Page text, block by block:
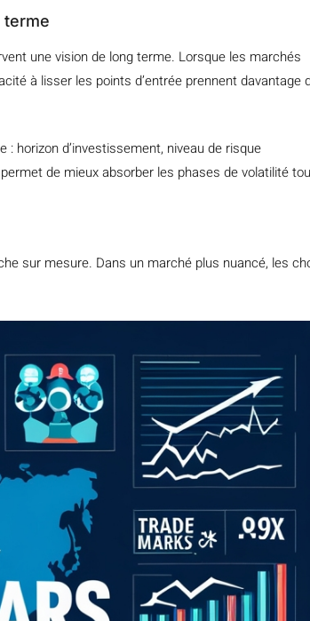
une vision de long terme. Lorsque les marchés
à lisser les points d’entrée prennent davantage
horizon d’investissement, niveau de risque
de mieux absorber les phases de volatilité
sur mesure. Dans un marché plus nuancé, les